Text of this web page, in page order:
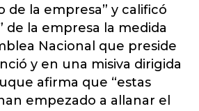
de la empresa” y calificó
de la empresa la medida
Nacional que preside
y en una misiva dirigida
afirma que “estas
empezado a allanar el